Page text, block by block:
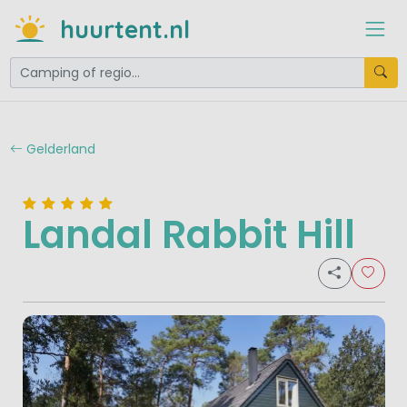
huurtent.nl
Gelderland
Landal Rabbit Hill